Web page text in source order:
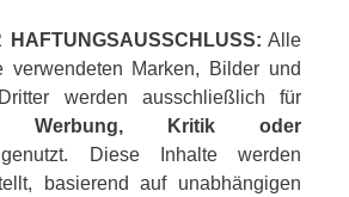
HAFTUNGSAUSSCHLUSS: Alle
verwendeten Marken, Bilder und
werden ausschließlich für
Werbung, Kritik oder
Diese Inhalte werden
basierend auf unabhängigen